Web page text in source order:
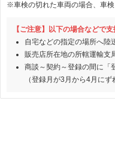
※車検の切れた車両の場合、車
【ご注意】以下の場合などで
自宅などの指定の場所へ陸
販売店所在地の所轄運輸支
商談～契約～登録の間に「
（登録月が3月から4月に